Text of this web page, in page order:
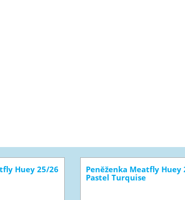
Huey 25/26 Peněženka Meatfly Huey
Pastel Turquise